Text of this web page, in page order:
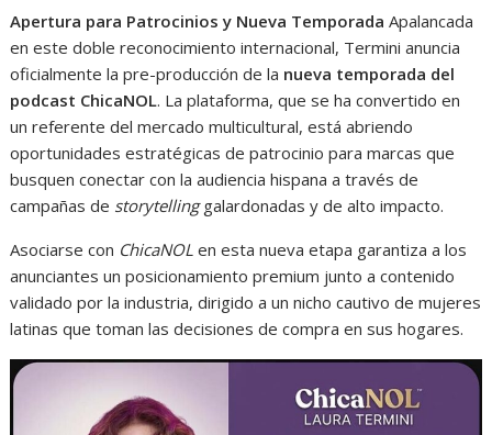
Apertura para Patrocinios y Nueva Temporada Apalancada
en este doble reconocimiento internacional, Termini anuncia
oficialmente la pre-producción de la nueva temporada del
podcast ChicaNOL. La plataforma, que se ha convertido en
un referente del mercado multicultural, está abriendo
oportunidades estratégicas de patrocinio para marcas que
busquen conectar con la audiencia hispana a través de
campañas de storytellinggalardonadas y de alto impacto.
Asociarse con ChicaNOL en esta nueva etapa garantiza a los
anunciantes un posicionamiento premium junto a contenido
validado por la industria, dirigido a un nicho cautivo de mujeres
latinas que toman las decisiones de compra en sus hogares.